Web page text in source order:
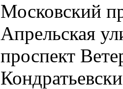
Московский
Апрельская
проспект